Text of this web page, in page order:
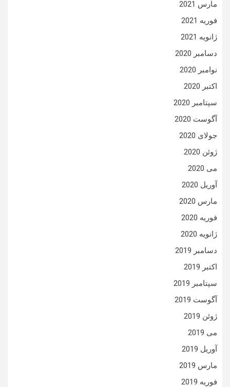
مارس 2021
فوریه 2021
ژانویه 2021
دسامبر 2020
نوامبر 2020
اکتبر 2020
سپتامبر 2020
آگوست 2020
جولای 2020
ژوئن 2020
می 2020
آوریل 2020
مارس 2020
فوریه 2020
ژانویه 2020
دسامبر 2019
اکتبر 2019
سپتامبر 2019
آگوست 2019
ژوئن 2019
می 2019
آوریل 2019
مارس 2019
فوریه 2019